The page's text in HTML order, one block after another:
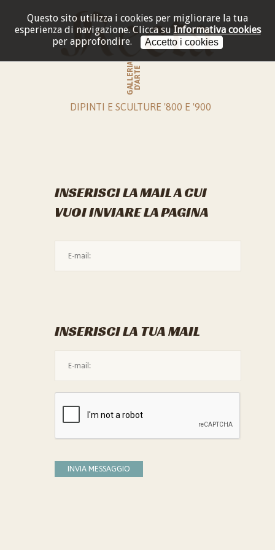
Questo sito utilizza i cookies per migliorare la tua
esperienza di navigazione. Clicca su Informativa cookies
per approfondire.
Accetto i cookies
GALLERIAD'ARTE
DIPINTI E SCULTURE '800 E '900
INSERISCI LA MAIL A CUI
VUOI INVIARE LA PAGINA
INSERISCI LA TUA MAIL
INVIA MESSAGGIO